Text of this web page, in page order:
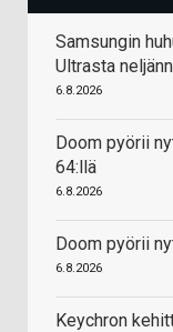
Samsungin
Ultrasta
6.8.2026
Doom pyörii
64:llä
6.8.2026
Doom pyörii
6.8.2026
Keychron